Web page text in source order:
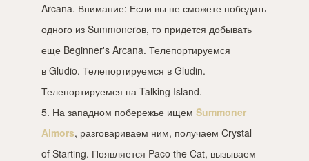
Arcana. Внимание: Если вы не сможете победить
одного из Summonerов, то придется добывать
еще Beginner's Arcana. Телепортируемся
в Gludio. Телепортируемся в Gludin.
Телепортируемся на Talking Island.
5. На западном побережье ищем Summoner
Almors, разговариваем ним, получаем Crystal
of Starting. Появляется Paco the Cat, вызываем